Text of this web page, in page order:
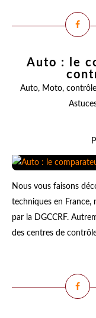
Auto : le
Auto, Moto,
Nous vous faisons
techniques en France,
par la DGCCRF.
des centres de